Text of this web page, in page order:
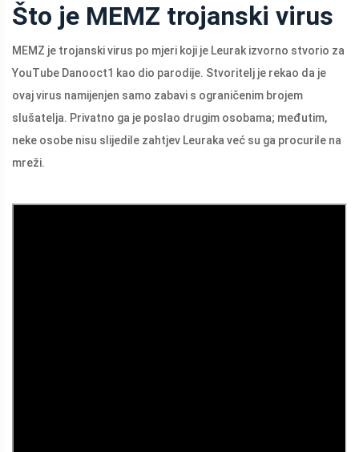
Što je MEMZ trojanski virus
MEMZ je trojanski virus po mjeri koji je Leurak izvorno stvorio za
YouTube Danooct1 kao dio parodije. Stvoritelj je rekao da je
ovaj virus namijenjen samo zabavi s ograničenim brojem
slušatelja. Privatno ga je poslao drugim osobama; međutim,
neke osobe nisu slijedile zahtjev Leuraka već su ga procurile na
mreži.